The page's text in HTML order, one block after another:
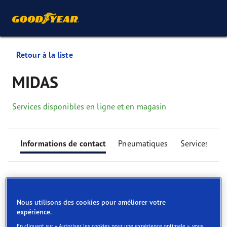
Retour à la liste
MIDAS
Services disponibles en ligne et en magasin
Informations de contact Pneumatiques Services
Find your tyres
Nous utilisons des cookies pour améliorer votre
expérience.